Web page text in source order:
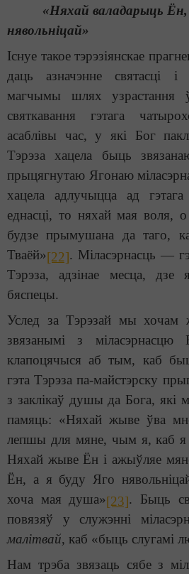
«Няхай валадарыць Ён, а
нявольніцай»
Існуе такое тэрэзіянскае
даць азначэнне святасці
магчымы шлях узрастання
святкавання гэтага
асаблівы час, у які Бог
Тэрэза хацела быць
прыцягнутаю Ягонаю
хацела адлучыцца ад
еднасці, то няхай мая воля,
будзе прымушана да таго,
Тваёй»[22]. Міласэрнасць —
Тэрэза, адзінае месца, дзе
бяспецы.
Услед за Тэрэзай мы хочам
звязанымі з міласэрнасцю
клапоцячыся аб тым, каб
гэта Тэрэза па-майстэрску
з заклікаў душы да Бога, які
памяць: «Няхай жыве ўва
лепшы для мяне, чым я, каб я
Няхай жыве Ён і ажыўляе
Ён, а я буду Яго
хоча мая душа»[23]. Быць
повязяў у служэнні
малітвай, каб «быць слугамі
Нам трэба звязаць сябе з